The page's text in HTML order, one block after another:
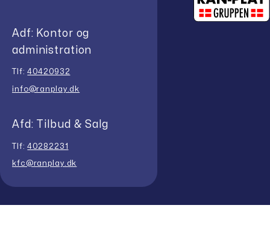
Adf: Kontor og
administration
Tlf:40420932
info@ranplay.dk
Afd: Tilbud & Salg
Tlf:40282231
kfc@ranplay.dk